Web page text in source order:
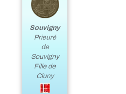
Souvigny
Prieuré
de
Souvigny
Fille de
Cluny